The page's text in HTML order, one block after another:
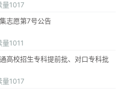
量1017
志愿第7号公告
量1011
高校招生专科提前批、对口专科批
量1017